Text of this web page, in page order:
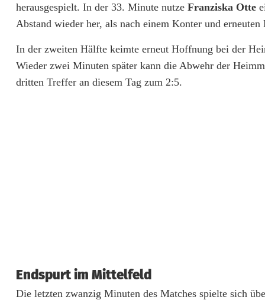
herausgespielt. In der 33. Minute nutze Franziska Otte
Abstand wieder her, als nach einem Konter und
In der zweiten Hälfte keimte erneut Hoffnung bei der
Wieder zwei Minuten später kann die Abwehr der
dritten Treffer an diesem Tag zum 2:5.
Endspurt im Mittelfeld
Die letzten zwanzig Minuten des Matches spielte sich